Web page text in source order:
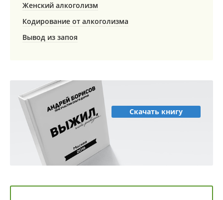
Женский алкоголизм
Кодирование от алкоголизма
Вывод из запоя
Скачать книгу